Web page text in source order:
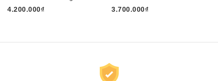
4.200.000₫
3.700.000₫